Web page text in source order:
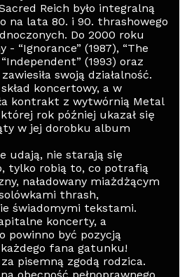
Reich było integralną
na lata 80. i 90. thrashowego
Do 2000 roku
“Ignorance” (1987), “The
(1993) oraz
swoją działalność.
koncertowy, a w
kontrakt z wytwórnią Metal
rok później ukazał się
w jej dorobku album
udają, nie starają się
tylko robią to, co potrafią
naładowany miażdżącym
thrash,
świadomymi tekstami.
koncerty, a
powinno być pozycją
fana gatunku!
pisemną zgodą rodzica.